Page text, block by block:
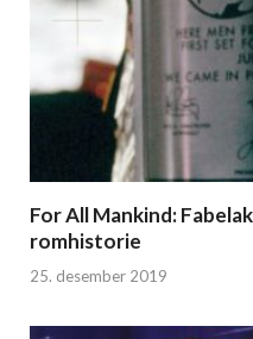
For All Mankind:
romhistorie
25. desember 2019